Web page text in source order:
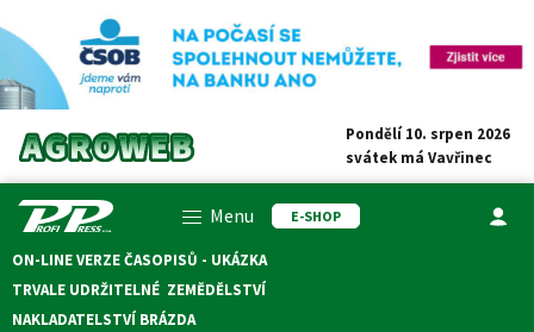
Pondělí 10. srpen 2026
svátek má Vavřinec
Menu E-SHOP
ON-LINE VERZE ČASOPISŮ - UKÁZKA
TRVALE UDRŽITELNÉ ZEMĚDĚLSTVÍ
NAKLADATELSTVÍ BRÁZDA